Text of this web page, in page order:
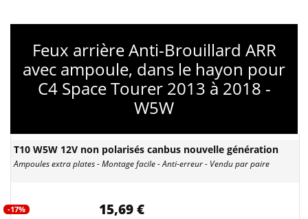
Feux arrière Anti-Brouillard ARR
avec ampoule, dans le hayon pour
C4 Space Tourer 2013 à 2018 -
W5W
T10 W5W 12V non polarisés canbus nouvelle génération
Ampoules extra plates - Montage facile - Anti-erreur - Vendu par paire
-17% 15,69 €